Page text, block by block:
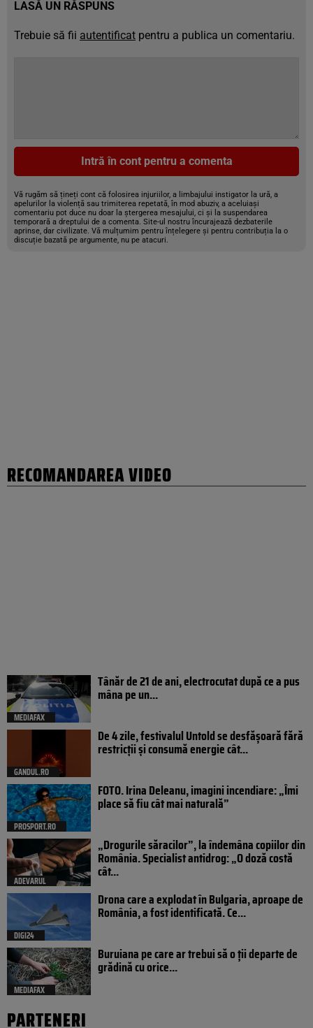
LASĂ UN RĂSPUNS
Trebuie să fii autentificat pentru a publica un comentariu.
Intră în cont pentru a comenta
Vă rugăm să țineți cont că folosirea injuriilor, a limbajului instigator la ură, a
apelurilor la violență sau trimiterea repetată, în mod abuziv, a aceluiași
comentariu pot duce nu doar la ștergerea mesajului, ci și la suspendarea
temporară a dreptului de a comenta. Site-ul nostru încurajează dezbaterile
aprinse, dar civilizate. Vă mulțumim pentru înțelegere și pentru contribuția la o
discuție bazată pe argumente, nu pe atacuri.
RECOMANDAREA VIDEO
MEDIAFAX
Tânăr de 21 de ani, electrocutat după ce a pus
mâna pe un...
GANDUL.RO
De 4 zile, festivalul Untold se desfășoară fără
restricții și consumă energie cât...
PROSPORT.RO
FOTO. Irina Deleanu, imagini incendiare: „Îmi
place să fiu cât mai naturală”
ADEVARUL
„Drogurile săracilor”, la îndemâna copiilor din
România. Specialist antidrog: „O doză costă
cât...
DIGI24
Drona care a explodat în Bulgaria, aproape de
România, a fost identificată. Ce...
MEDIAFAX
Buruiana pe care ar trebui să o ții departe de
grădină cu orice...
PARTENERI